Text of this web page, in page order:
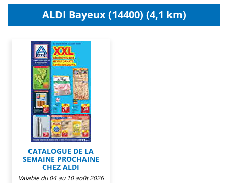
ALDI Bayeux (14400) (4,1 km)
CATALOGUE DE LA
SEMAINE PROCHAINE
CHEZ ALDI
Valable du 04 au 10 août 2026